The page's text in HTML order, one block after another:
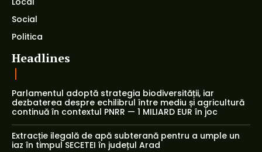
Social
Politica
Headlines
Parlamentul adoptă strategia biodiversității, iar
dezbaterea despre echilibrul între mediu și agricultură
continuă în contextul PNRR — 1 MILIARD EUR în joc
Extracție ilegală de apă subterană pentru a umple un
iaz în timpul SECETEI în județul Arad